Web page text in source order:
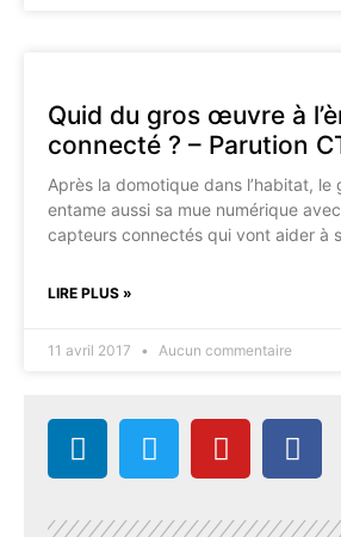
Quid du gros œuvre à
connecté ? – Parution
Après la domotique dans l’habitat,
entame aussi sa mue numérique
capteurs connectés qui vont aider à
LIRE PLUS »
11 avril 2017 Aucun commentaire